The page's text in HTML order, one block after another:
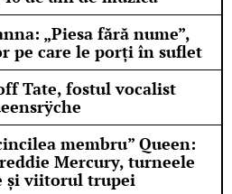
„Piesa fără nume”,
pe care le porți în suflet
Tate, fostul vocalist
membru” Queen:
Mercury, turneele
și viitorul trupei